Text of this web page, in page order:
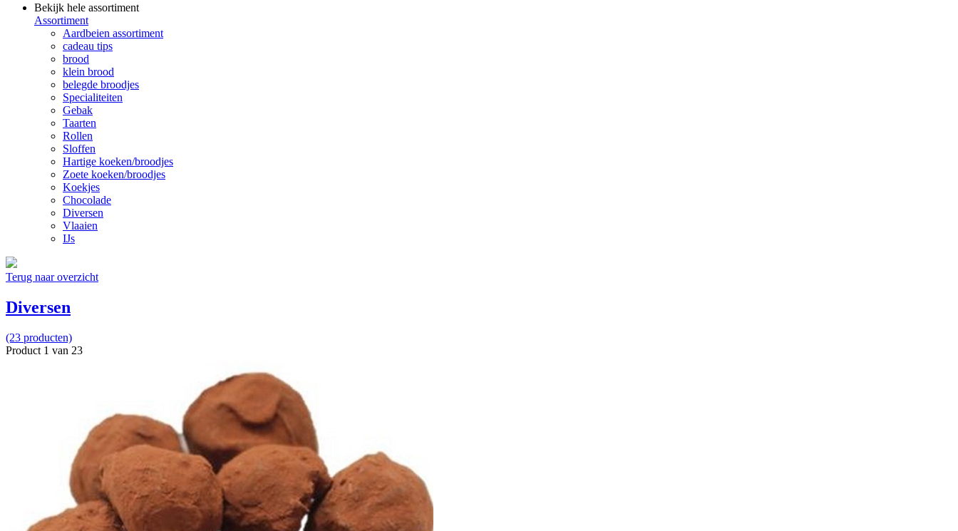
Bekijk hele assortiment
Assortiment
Aardbeien assortiment
cadeau tips
brood
klein brood
belegde broodjes
Specialiteiten
Gebak
Taarten
Rollen
Sloffen
Hartige koeken/broodjes
Zoete koeken/broodjes
Koekjes
Chocolade
Diversen
Vlaaien
IJs
Terug naar overzicht
Diversen
(23 producten)
Product 1 van 23